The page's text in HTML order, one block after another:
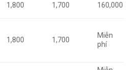
1,800 1,700 160,000
1,800 1,700
Miễn
phí